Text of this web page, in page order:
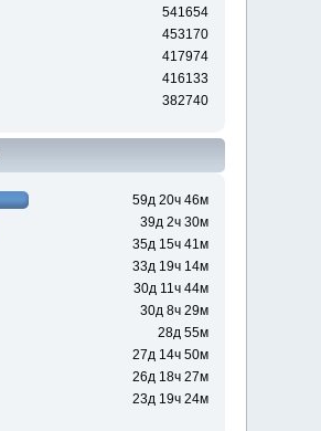
541654
453170
417974
416133
382740
59д 20ч 46м
39д 2ч 30м
35д 15ч 41м
33д 19ч 14м
30д 11ч 44м
30д 8ч 29м
28д 55м
27д 14ч 50м
26д 18ч 27м
23д 19ч 24м